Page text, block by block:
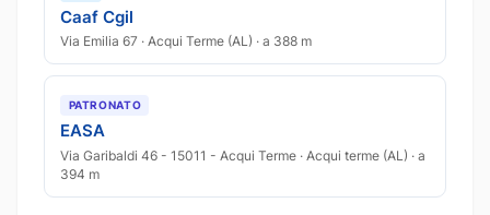
Caaf Cgil
Via Emilia 67 · Acqui Terme (AL) · a 388 m
PATRONATO
EASA
Via Garibaldi 46 - 15011 - Acqui Terme · Acqui terme (AL) · a
394 m